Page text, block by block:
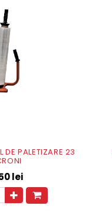
DE PALETIZARE 23
lei